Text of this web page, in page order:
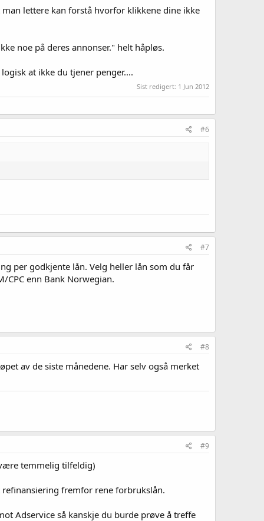
lettere kan forstå hvorfor klikkene dine ikke
noe på deres annonser." helt håpløs.
at ikke du tjener penger....
Sist redigert: 1 Jun 2012
#6
#7
per godkjente lån. Velg heller lån som du får
CPC enn Bank Norwegian.
#8
av de siste månedene. Har selv også merket
#9
temmelig tilfeldig)
fremfor rene forbrukslån.
Adservice så kanskje du burde prøve å treffe